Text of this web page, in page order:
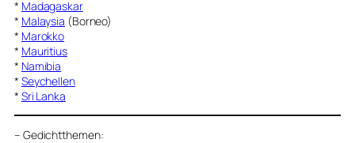
* Madagaskar
* Malaysia (Borneo)
* Marokko
* Mauritius
* Namibia
* Seychellen
* Sri Lanka
– Gedichtthemen: